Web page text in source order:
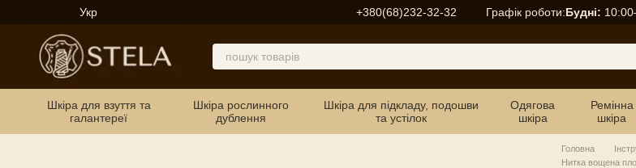
Перейти до основного контенту
Укр +380(68)232-32-32 Графік роботи:Будні:
Шкіра для взуття та
галантереї
Шкіра рослинного
дублення
Шкіра для підкладу, подошви
та устілок
Одягова
шкіра
Ремінна
шкіра
Головна
Нитка вощена